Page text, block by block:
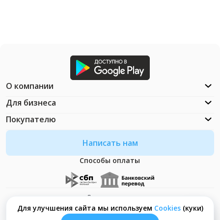
Для улучшения сайта мы используем Сookies(куки)
Написать нам
Способы оплаты
О компании
Для бизнеса
Покупателю
Документация
Что такое Cookies?